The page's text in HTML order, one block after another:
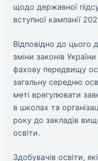
щодо державної
вступної кампанії
Відповідно до цього
зміни законів
фахову передвищу
загальну середню
меті врегулювати
в школах та
року до закладів
освіти.
Здобувачів освіти,